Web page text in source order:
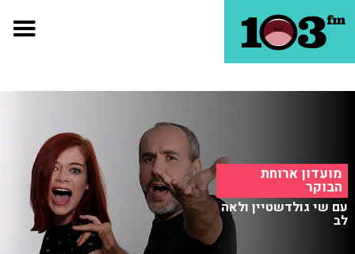
מועדון ארוחת
הבוקר
עם שי גולדשטיין ולאה
לב